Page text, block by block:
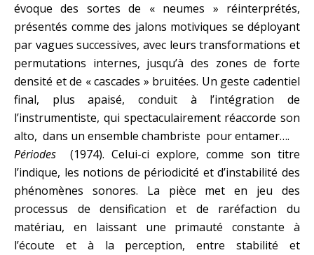
évoque des sortes de « neumes » réinterprétés,
présentés comme des jalons motiviques se déployant
par vagues successives, avec leurs transformations et
permutations internes, jusqu’à des zones de forte
densité et de « cascades » bruitées. Un geste cadentiel
final, plus apaisé, conduit à l’intégration de
l’instrumentiste, qui spectaculairement réaccorde son
alto, dans un ensemble chambriste pour entamer….
Périodes (1974). Celui-ci explore, comme son titre
l’indique, les notions de périodicité et d’instabilité des
phénomènes sonores. La pièce met en jeu des
processus de densification et de raréfaction du
matériau, en laissant une primauté constante à
l’écoute et à la perception, entre stabilité et